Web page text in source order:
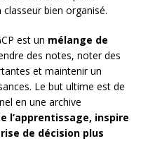
bien organisé.
est un mélange de
des notes, noter des
et maintenir un
Le but ultime est de
en une archive
l’apprentissage, inspire
de décision plus